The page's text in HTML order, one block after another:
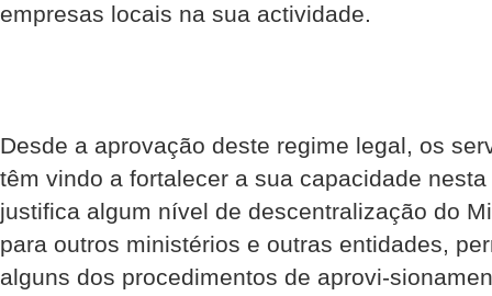
empresas locais na sua actividade.
Desde a aprovação deste regime legal, os
têm vindo a fortalecer a sua capacidade
justifica algum nível de descentralização do
para outros ministérios e outras entidades,
alguns dos procedimentos de aprovi-